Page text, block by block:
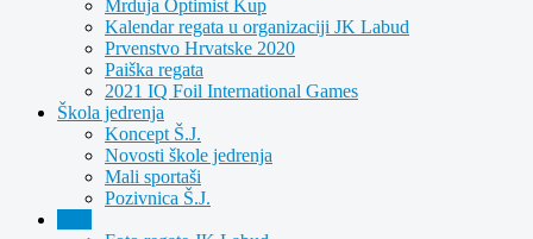
Mrduja Optimist Kup
Kalendar regata u organizaciji JK Labud
Prvenstvo Hrvatske 2020
Paiška regata
2021 IQ Foil International Games
Škola jedrenja
Koncept Š.J.
Novosti škole jedrenja
Mali sportaši
Pozivnica Š.J.